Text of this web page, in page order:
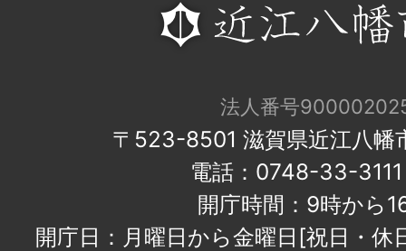
法人番号
〒523-8501 滋賀県近江八幡
電話：0748-33-
開庁時間：9時から
開庁日：月曜日から金曜日[祝日・